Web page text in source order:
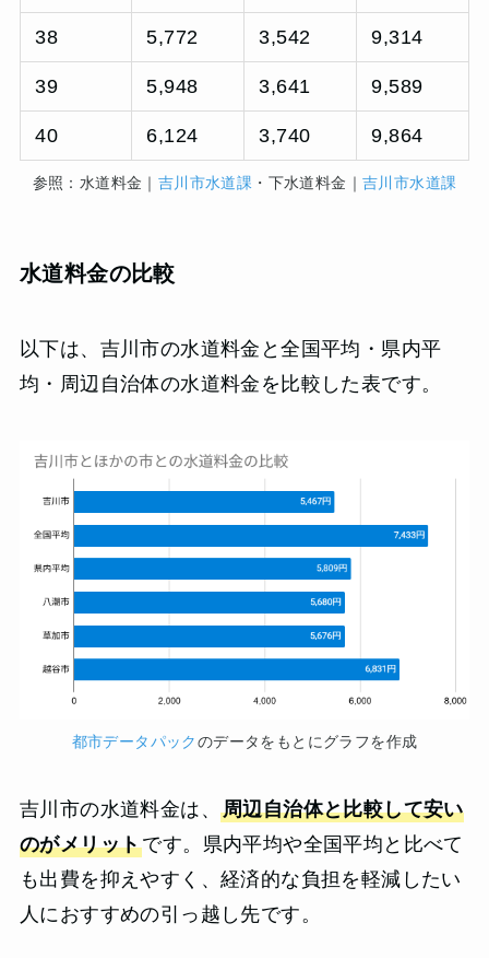
38 5,772 3,542 9,314
39 5,948 3,641 9,589
40 6,124 3,740 9,864
参照：水道料金｜ 吉川市水道課 ・下水道料金｜吉川市水道課
水道料金の比較
以下は、吉川市の水道料金と全国平均・県内平
均・周辺自治体の水道料金を比較した表です。
都市データパックのデータをもとにグラフを作成
吉川市の水道料金は、 周辺自治体と比較して安い
のがメリットです。県内平均や全国平均と比べて
も出費を抑えやすく、経済的な負担を軽減したい
人におすすめの引っ越し先です。